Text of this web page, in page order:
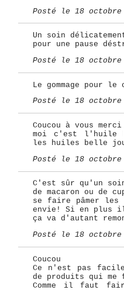
Posté le 18 octobre
Un soin
pour une pause
Posté le 18 octobre
Le gommage pour le
Posté le 18 octobre
Coucou à vous
moi c'est l'huile
les huiles belle
Posté le 18 octobre
C'est sûr qu'un
de macaron ou de
se faire pâmer
envie! Si en plus
ça va d'autant
Posté le 18 octobre
Coucou
Ce n'est pas
de produits qui me
Comme il faut